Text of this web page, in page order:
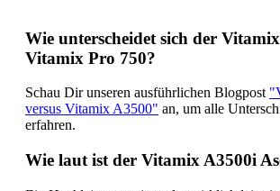
Wie unterscheidet sich der
Vitamix Pro 750?
Schau Dir unseren ausführlichen Blogpost
versus Vitamix A3500" an, um alle
erfahren.
Wie laut ist der Vitamix A3500i